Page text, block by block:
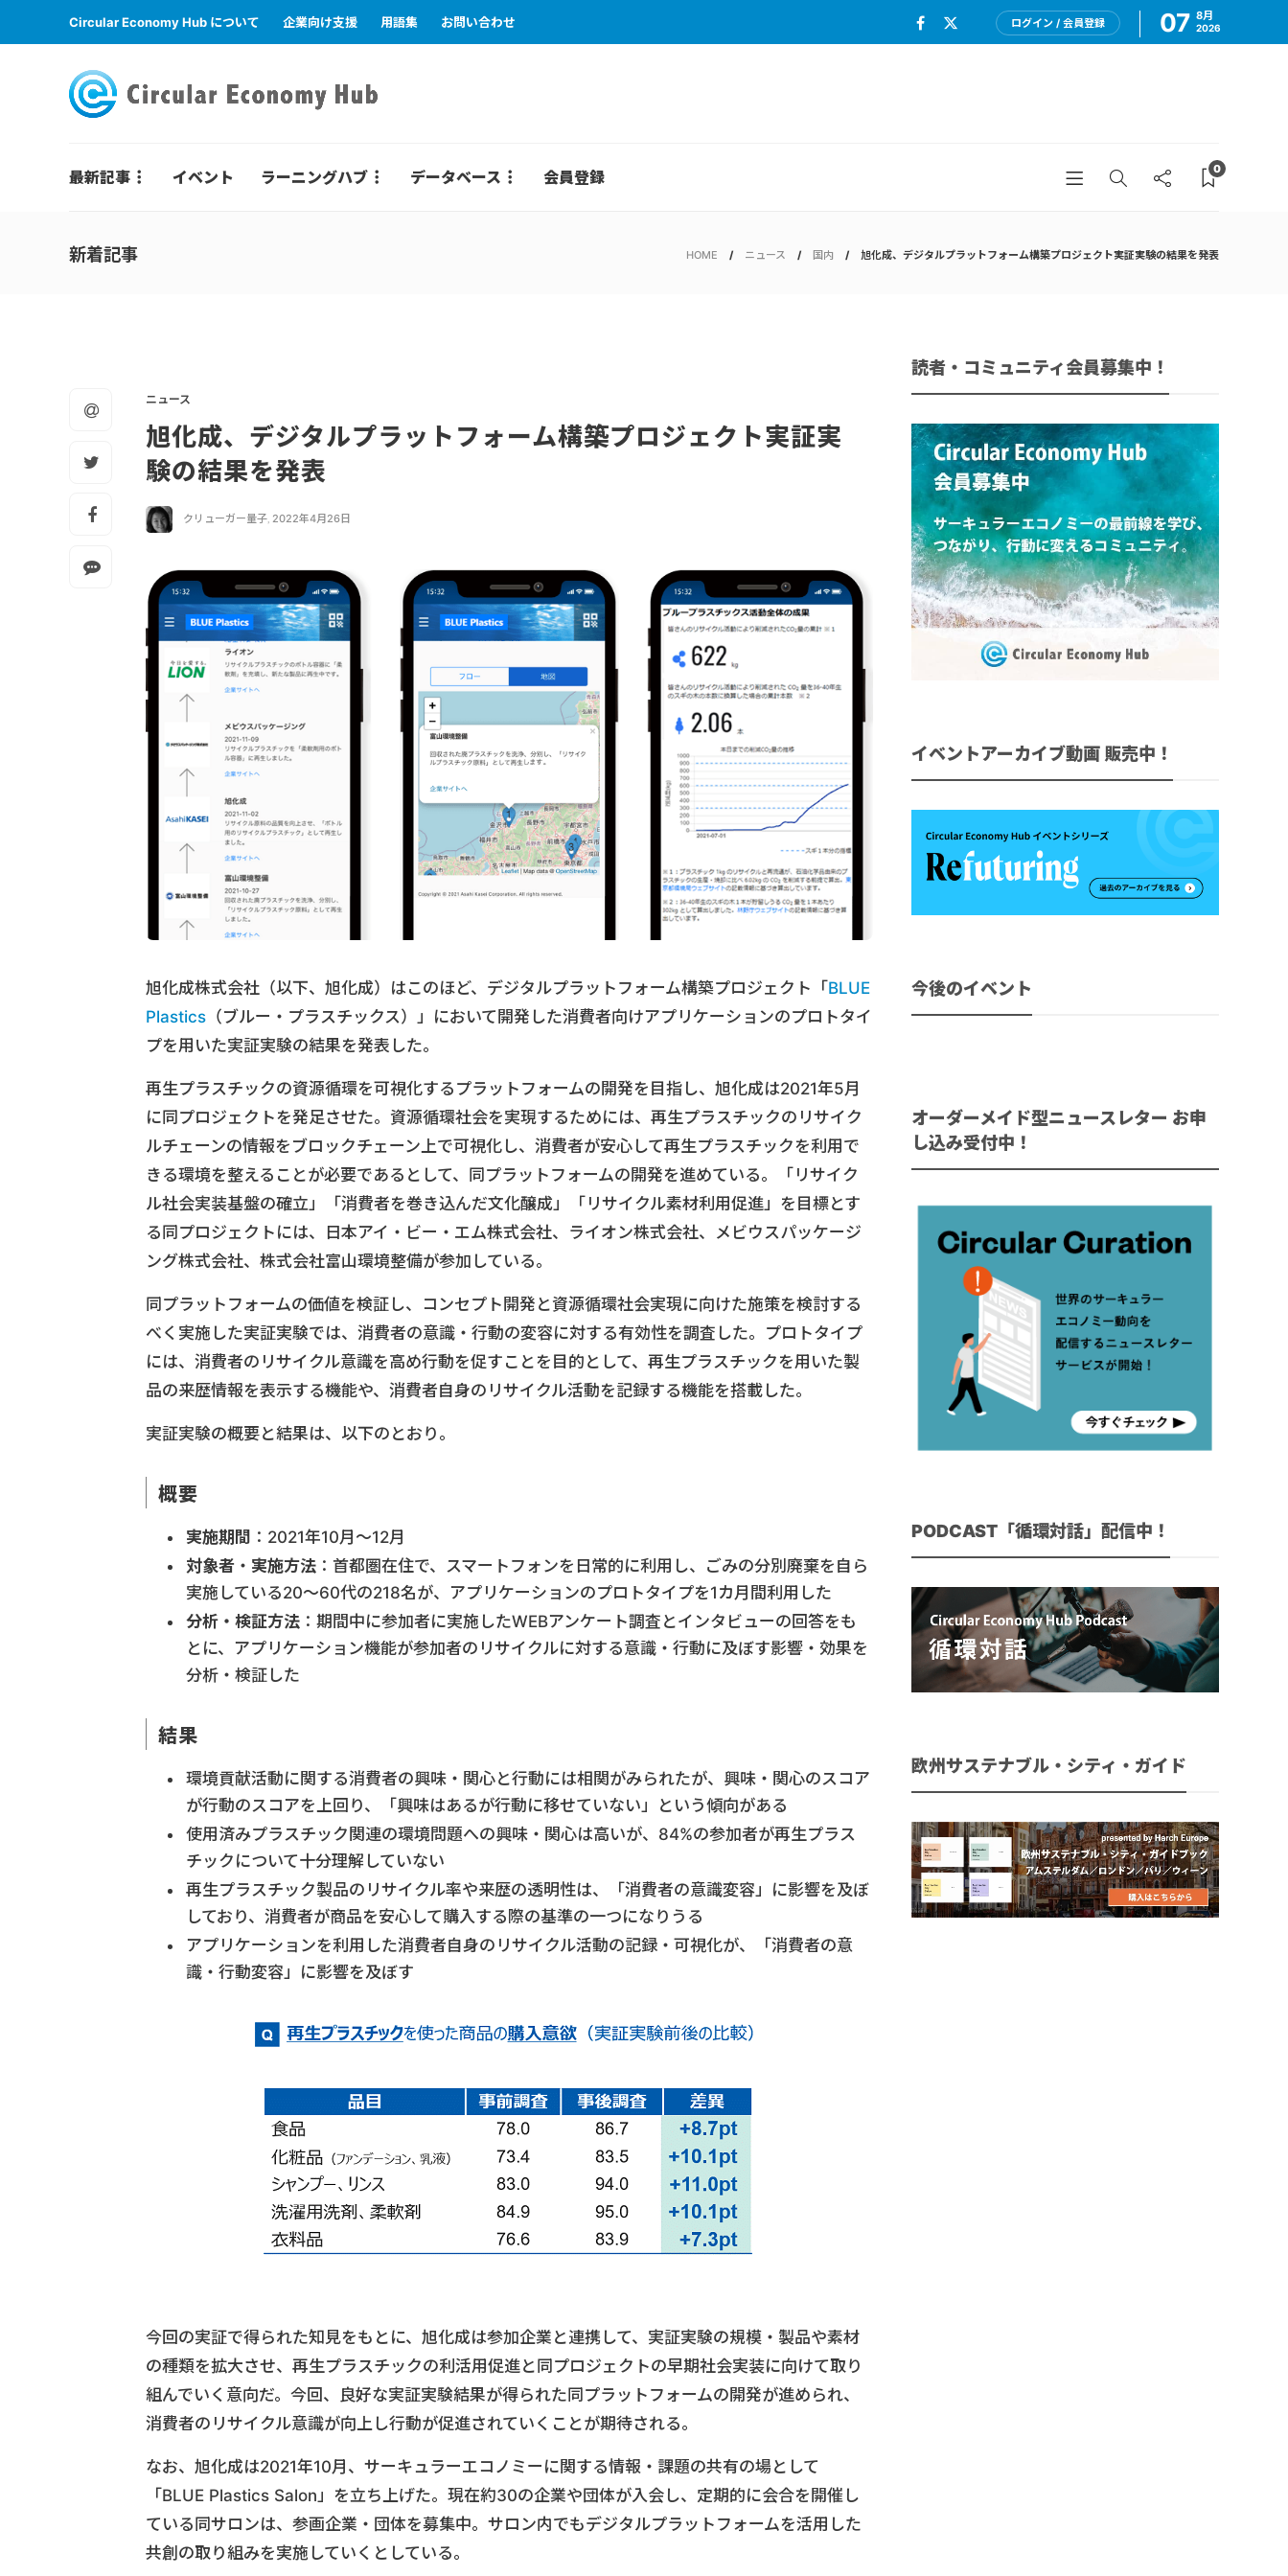
Circular Economy Hub について 企業向け支援 用語集 お問い合わせ ログイン / 会員登録 07 8月
2026
最新記事 イベント ラーニングハブ データベース 会員登録 0
新着記事 HOME ニュース 国内 旭化成、デジタルプラットフォーム構築プロジェクト実証実験の結果を発表
ニュース
旭化成、デジタルプラットフォーム構築プロジェクト実証実
験の結果を発表
クリューガー量子, 2022年4月26日
旭化成株式会社（以下、旭化成）はこのほど、デジタルプラットフォーム構築プロジェクト「 BLUE
Plastics （ブルー・プラスチックス）」において開発した消費者向けアプリケーションのプロトタイ
プを用いた実証実験の結果を発表した。
再生プラスチックの資源循環を可視化するプラットフォームの開発を目指し、旭化成は2021年5月
に同プロジェクトを発足させた。資源循環社会を実現するためには、再生プラスチックのリサイク
ルチェーンの情報をブロックチェーン上で可視化し、消費者が安心して再生プラスチックを利用で
きる環境を整えることが必要であるとして、同プラットフォームの開発を進めている。「リサイク
ル社会実装基盤の確立」「消費者を巻き込んだ文化醸成」「リサイクル素材利用促進」を目標とす
る同プロジェクトには、日本アイ・ビー・エム株式会社、ライオン株式会社、メビウスパッケージ
ング株式会社、株式会社富山環境整備が参加している。
同プラットフォームの価値を検証し、コンセプト開発と資源循環社会実現に向けた施策を検討する
べく実施した実証実験では、消費者の意識・行動の変容に対する有効性を調査した。プロトタイプ
には、消費者のリサイクル意識を高め行動を促すことを目的として、再生プラスチックを用いた製
品の来歴情報を表示する機能や、消費者自身のリサイクル活動を記録する機能を搭載した。
実証実験の概要と結果は、以下のとおり。
概要
実施期間 ：2021年10月～12月
対象者 ・ 実施方法 ：首都圏在住で、スマートフォンを日常的に利用し、ごみの分別廃棄を自ら
実施している20～60代の218名が、アプリケーションのプロトタイプを1カ月間利用した
分析・検証方法 ：期間中に参加者に実施したWEBアンケート調査とインタビューの回答をも
とに、アプリケーション機能が参加者のリサイクルに対する意識・行動に及ぼす影響・効果を
分析・検証した
結果
環境貢献活動に関する消費者の興味・関心と行動には相関がみられたが、興味・関心のスコア
が行動のスコアを上回り、「興味はあるが行動に移せていない」という傾向がある
使用済みプラスチック関連の環境問題への興味・関心は高いが、84%の参加者が再生プラス
チックについて十分理解していない
再生プラスチック製品のリサイクル率や来歴の透明性は、「消費者の意識変容」に影響を及ぼ
しており、消費者が商品を安心して購入する際の基準の一つになりうる
アプリケーションを利用した消費者自身のリサイクル活動の記録・可視化が、「消費者の意
識・行動変容」に影響を及ぼす
今回の実証で得られた知見をもとに、旭化成は参加企業と連携して、実証実験の規模・製品や素材
の種類を拡大させ、再生プラスチックの利活用促進と同プロジェクトの早期社会実装に向けて取り
組んでいく意向だ。今回、良好な実証実験結果が得られた同プラットフォームの開発が進められ、
消費者のリサイクル意識が向上し行動が促進されていくことが期待される。
なお、旭化成は2021年10月、サーキュラーエコノミーに関する情報・課題の共有の場として
「BLUE Plastics Salon」を立ち上げた。現在約30の企業や団体が入会し、定期的に会合を開催し
ている同サロンは、参画企業・団体を募集中。サロン内でもデジタルプラットフォームを活用した
共創の取り組みを実施していくとしている。
読者・コミュニティ会員募集中！
イベントアーカイブ動画 販売中！
今後のイベント
オーダーメイド型ニュースレター お申
し込み受付中！
PODCAST「循環対話」配信中！
欧州サステナブル・シティ・ガイド